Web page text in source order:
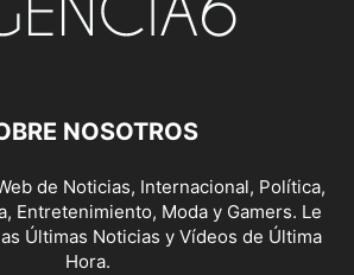
NOSOTROS
de Noticias, Internacional, Política,
Entretenimiento, Moda y Gamers. Le
Últimas Noticias y Vídeos de Última
Hora.